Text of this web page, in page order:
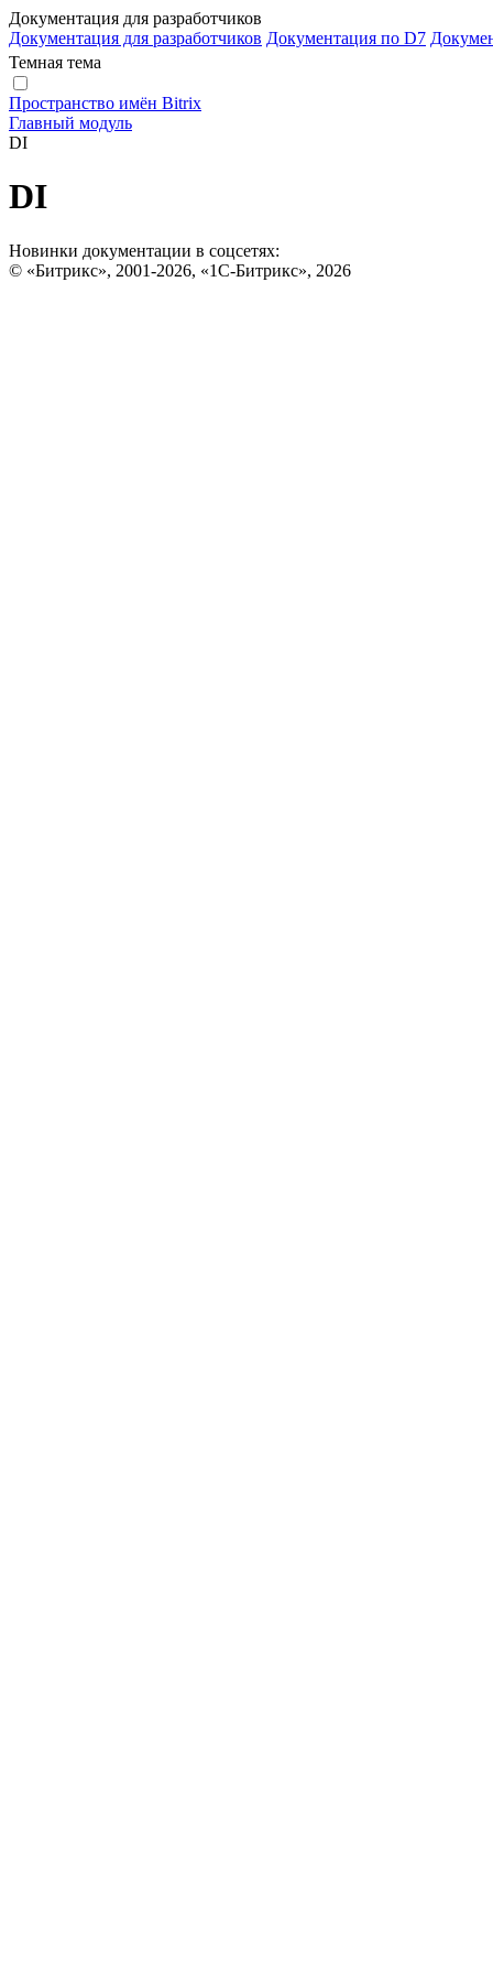
Документация для разработчиков
Документация для разработчиков Документация по D7
Темная тема
Пространство имён Bitrix
Главный модуль
DI
DI
Новинки документации в соцсетях:
© «Битрикс», 2001-2026, «1С-Битрикс», 2026